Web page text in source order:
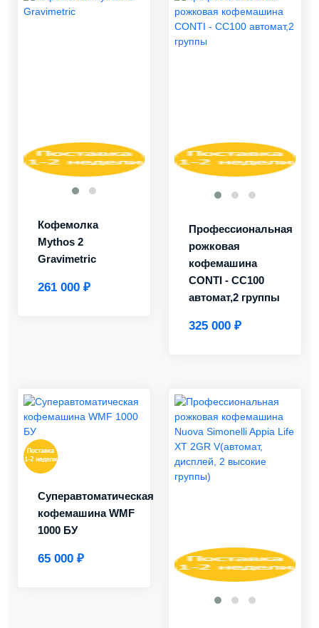
Кофемолка
Mythos 2
Gravimetric
261 000 ₽
Профессиональная
рожковая
кофемашина
CONTI - CC100
автомат,2 группы
325 000 ₽
Суперавтоматическая
кофемашина WMF
1000 БУ
65 000 ₽